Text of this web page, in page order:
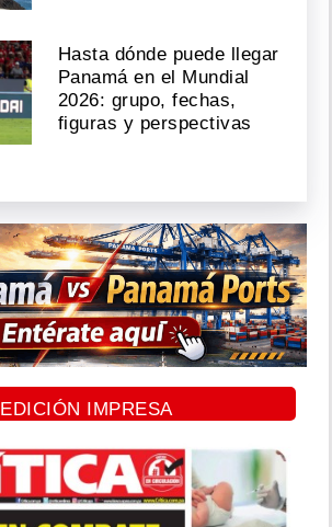
Hasta dónde puede llegar
Panamá en el Mundial
2026: grupo, fechas,
figuras y perspectivas
EDICIÓN IMPRESA